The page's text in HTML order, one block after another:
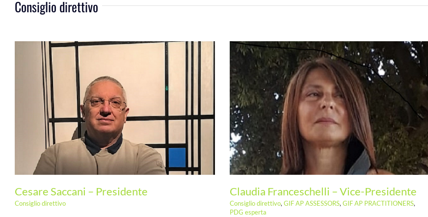
Consiglio direttivo
Cesare Saccani – Presidente
Consiglio direttivo
Claudia Franceschelli – Vice-Presidente
Claudia Franceschelli – Vice-Presidente
Consiglio direttivo, GIF AP ASSESSORS, GIF AP PRACTITIONERS,
PDG esperta
Rosario Zaccà – Vice-Presidente